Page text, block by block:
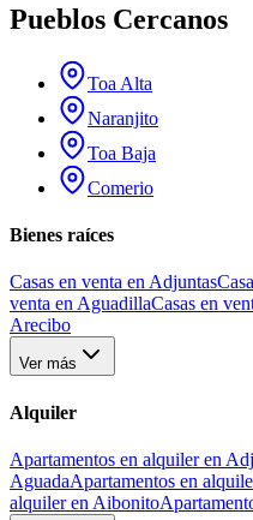
Pueblos Cercanos
Toa Alta
Naranjito
Toa Baja
Comerio
Bienes raíces
Casas en venta en Adjuntas
venta en AguadillaCasas en
Arecibo
Ver más
Alquiler
Apartamentos en alquiler en
AguadaApartamentos en
alquiler en Aibonito